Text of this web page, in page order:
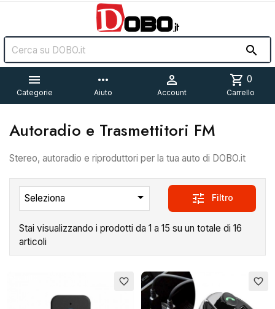


Categorie
more_horiz
Aiuto

Account
shopping_cart 0
Carrello
Autoradio e Trasmettitori FM
Stereo, autoradio e riproduttori per la tua auto di DOBO.it
Seleziona  tune Filtro
Stai visualizzando i prodotti da 1 a 15 su un totale di 16
articoli
favorite_border favorite_border